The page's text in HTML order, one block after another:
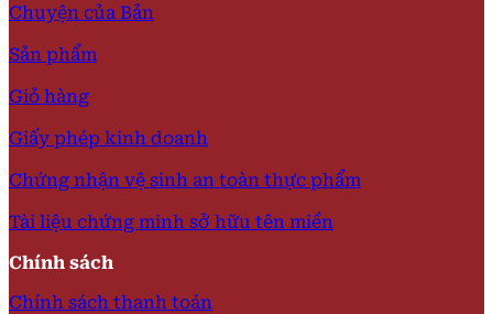
Chuyện của Bản
Sản phẩm
Giỏ hàng
Giấy phép kinh doanh
Chứng nhận vệ sinh an toàn thực phẩm
Tài liệu chứng minh sở hữu tên miền
Chính sách
Chính sách thanh toán